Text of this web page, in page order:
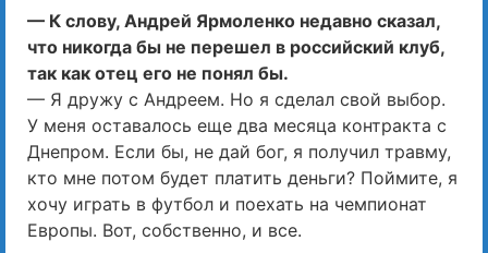
— К слову, Андрей Ярмоленко недавно сказал,
что никогда бы не перешел в российский клуб,
так как отец его не понял бы.
— Я дружу с Андреем. Но я сделал свой выбор.
У меня оставалось еще два месяца контракта с
Днепром. Если бы, не дай бог, я получил травму,
кто мне потом будет платить деньги? Поймите, я
хочу играть в футбол и поехать на чемпионат
Европы. Вот, собственно, и все.